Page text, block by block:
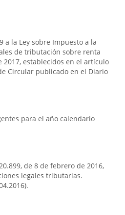
a la Ley sobre Impuesto a la
de tributación sobre renta
establecidos en el artículo
Circular publicado en el Diario
para el año calendario
de 8 de febrero de 2016,
legales tributarias.